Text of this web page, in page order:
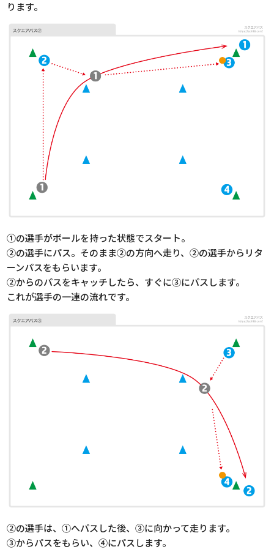
ります。
①の選手がボールを持った状態でスタート。
②の選手にパス。そのまま②の方向へ走り、②の選手からリタ
ーンパスをもらいます。
②からのパスをキャッチしたら、すぐに③にパスします。
これが選手の一連の流れです。
②の選手は、①へパスした後、③に向かって走ります。
③からパスをもらい、④にパスします。